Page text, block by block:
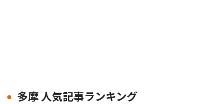
多摩 人気記事ランキング